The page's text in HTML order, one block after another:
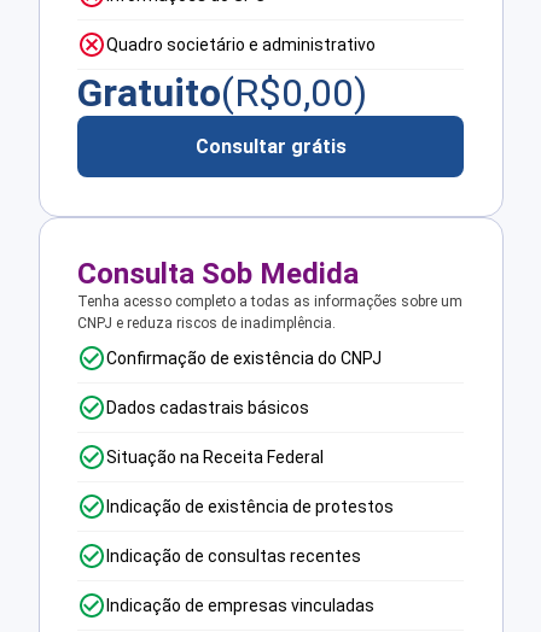
Quadro societário e administrativo
Gratuito(R$0,00)
Consultar grátis
Consulta Sob Medida
Tenha acesso completo a todas as informações sobre um
CNPJ e reduza riscos de inadimplência.
Confirmação de existência do CNPJ
Dados cadastrais básicos
Situação na Receita Federal
Indicação de existência de protestos
Indicação de consultas recentes
Indicação de empresas vinculadas